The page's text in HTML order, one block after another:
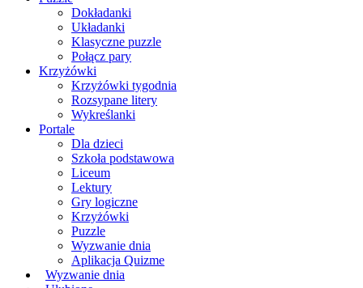
Dokładanki
Układanki
Klasyczne puzzle
Połącz pary
Krzyżówki
Krzyżówki tygodnia
Rozsypane litery
Wykreślanki
Portale
Dla dzieci
Szkoła podstawowa
Liceum
Lektury
Gry logiczne
Krzyżówki
Puzzle
Wyzwanie dnia
Aplikacja Quizme
Wyzwanie dnia